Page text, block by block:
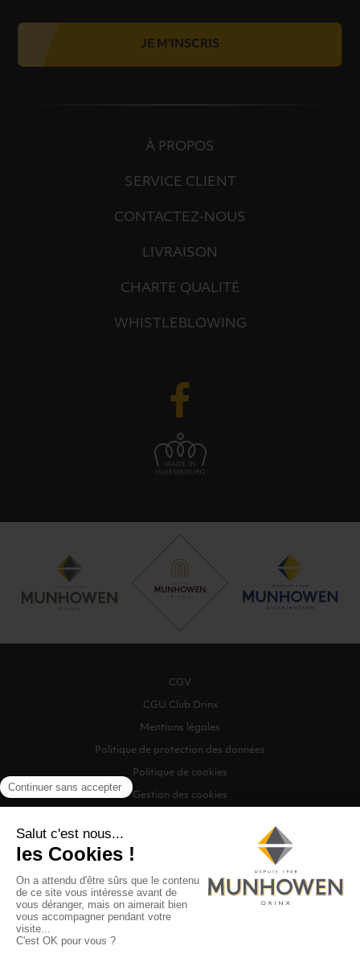
JE M'INSCRIS
À PROPOS
SERVICE CLIENT
CONTACTEZ-NOUS
LIVRAISON
CHARTE QUALITÉ
WHISTLEBLOWING
CGV
CGU Club Drinx
Mentions légales
Politique de protection des données
Politique de cookies
Gestion des cookies
©2026 Munhowen Drinx / Tous droits réservés
Digitalised by